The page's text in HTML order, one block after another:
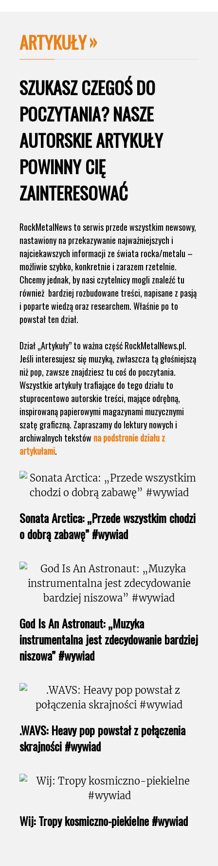
ARTYKUŁY
SZUKASZ CZEGOŚ DO
POCZYTANIA? NASZE
AUTORSKIE ARTYKUŁY
POWINNY CIĘ
ZAINTERESOWAĆ
RockMetalNews to serwis przede wszystkim newsowy,
nastawiony na przekazywanie najważniejszych i
najciekawszych informacji ze świata rocka/metalu –
możliwie szybko, konkretnie i zarazem rzetelnie.
Chcemy jednak, by nasi czytelnicy mogli znaleźć tu
również bardziej rozbudowane treści, napisane z pasją
i poparte wiedzą oraz researchem. Właśnie po to
powstał ten dział.
Dział „Artykuły” to ważna część RockMetalNews.pl.
Jeśli interesujesz się muzyką, zwłaszcza tą głośniejszą
niż pop, zawsze znajdziesz tu coś do poczytania.
Wszystkie artykuły trafiające do tego działu to
stuprocentowo autorskie treści, mające odrębną,
inspirowaną papierowymi magazynami muzycznymi
szatę graficzną. Zapraszamy do lektury nowych i
archiwalnych tekstów na podstronie działu z
artykułami.
Sonata Arctica: „Przede wszystkim chodzi
o dobrą zabawę” #wywiad
God Is An Astronaut: „Muzyka
instrumentalna jest zdecydowanie bardziej
niszowa” #wywiad
.WAVS: Heavy pop powstał z połączenia
skrajności #wywiad
Wij: Tropy kosmiczno-piekielne #wywiad